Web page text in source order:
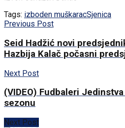
Tags: izboden muškaracSjenica
Previous Post
Seid Hadžić novi
Hazbija Kalač počasni
Next Post
(VIDEO) Fudbaleri
sezonu
Next Post